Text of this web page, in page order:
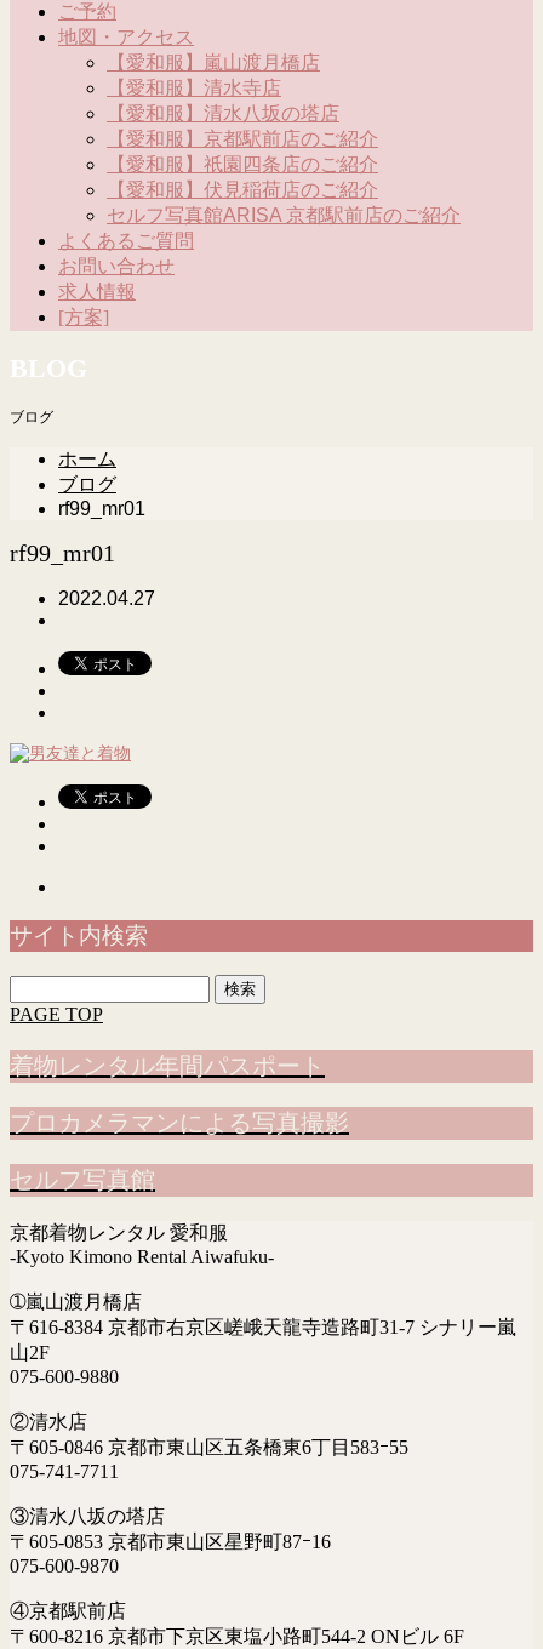
ご予約
地図・アクセス
【愛和服】嵐山渡月橋店
【愛和服】清水寺店
【愛和服】清水八坂の塔店
【愛和服】京都駅前店のご紹介
【愛和服】祇園四条店のご紹介
【愛和服】伏見稲荷店のご紹介
セルフ写真館ARISA 京都駅前店のご紹介
よくあるご質問
お問い合わせ
求人情報
[方案]
BLOG
ブログ
ホーム
ブログ
rf99_mr01
rf99_mr01
2022.04.27
サイト内検索
索:
PAGE TOP
着物レンタル年間パスポート
プロカメラマンによる写真撮影
セルフ写真館
京都着物レンタル 愛和服
-Kyoto Kimono Rental Aiwafuku-
➀嵐山渡月橋店
〒616-8384 京都市右京区嵯峨天龍寺造路町31-7 シナリー嵐
山2F
075-600-9880
②清水店
〒605-0846 京都市東山区五条橋東6丁目583ｰ55
075-741-7711
③清水八坂の塔店
〒605-0853 京都市東山区星野町87ｰ16
075-600-9870
④京都駅前店
〒600-8216 京都市下京区東塩小路町544-2 ONビル 6F